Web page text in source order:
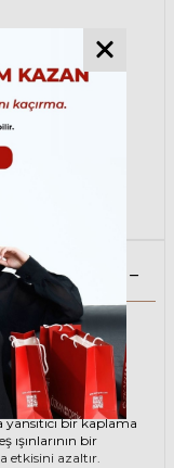
Günü
Siyah Unisex
ve kaliteli
hem de kadınlar
ışınlarından
yansıtıcı bir kaplama
bir
etkisini azaltır.